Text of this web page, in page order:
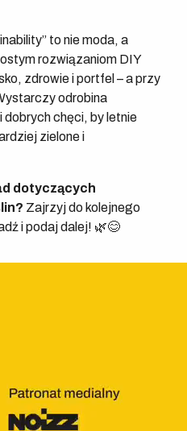
to nie moda, a
rozwiązaniom DIY
zdrowie i portfel – a przy
odrobina
dobrych chęci, by letnie
zielone i
dotyczących
Zajrzyj do kolejnego
i podaj dalej! 🌿😊